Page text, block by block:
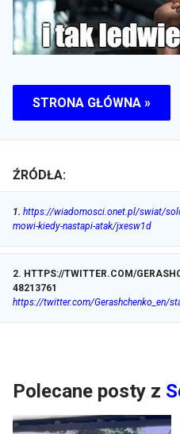
STRONA GŁÓWNA »
ŹRÓDŁA:
1. https://wiadomosci.onet.pl/swiat/
mowi-kiedy-nastapi-atak/jxesw1d
2. HTTPS://TWITTER.COM/
48213761
https://twitter.com/Gerashchenko_en/
Polecane posty z